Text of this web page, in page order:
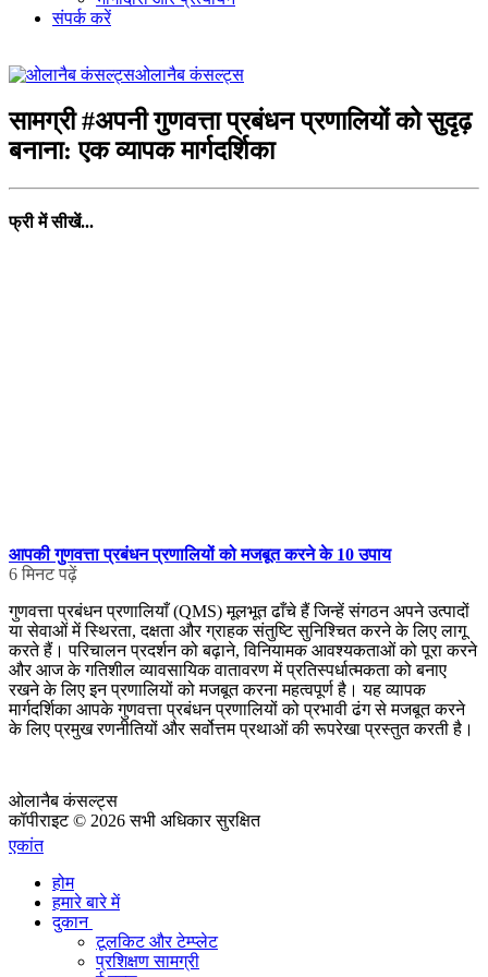
संपर्क करें
ओलानैब कंसल्ट्स
सामग्री #अपनी गुणवत्ता प्रबंधन प्रणालियों को सुदृढ़
बनाना: एक व्यापक मार्गदर्शिका
फ्री में सीखें...
आपकी गुणवत्ता प्रबंधन प्रणालियों को मजबूत करने के 10 उपाय
6 मिनट पढ़ें
गुणवत्ता प्रबंधन प्रणालियाँ (QMS) मूलभूत ढाँचे हैं जिन्हें संगठन अपने उत्पादों
या सेवाओं में स्थिरता, दक्षता और ग्राहक संतुष्टि सुनिश्चित करने के लिए लागू
करते हैं। परिचालन प्रदर्शन को बढ़ाने, विनियामक आवश्यकताओं को पूरा करने
और आज के गतिशील व्यावसायिक वातावरण में प्रतिस्पर्धात्मकता को बनाए
रखने के लिए इन प्रणालियों को मजबूत करना महत्वपूर्ण है। यह व्यापक
मार्गदर्शिका आपके गुणवत्ता प्रबंधन प्रणालियों को प्रभावी ढंग से मजबूत करने
के लिए प्रमुख रणनीतियों और सर्वोत्तम प्रथाओं की रूपरेखा प्रस्तुत करती है।
ओलानैब कंसल्ट्स
कॉपीराइट © 2026 सभी अधिकार सुरक्षित
एकांत
होम
हमारे बारे में
दुकान
टूलकिट और टेम्प्लेट
प्रशिक्षण सामग्री